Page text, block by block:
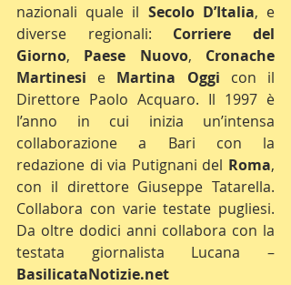
nazionali quale il Secolo D’Italia, e
diverse regionali: Corriere del
Giorno, Paese Nuovo, Cronache
Martinesi e Martina Oggi con il
Direttore Paolo Acquaro. Il 1997 è
l’anno in cui inizia un’intensa
collaborazione a Bari con la
redazione di via Putignani del Roma,
con il direttore Giuseppe Tatarella.
Collabora con varie testate pugliesi.
Da oltre dodici anni collabora con la
BasilicataNotizie.net